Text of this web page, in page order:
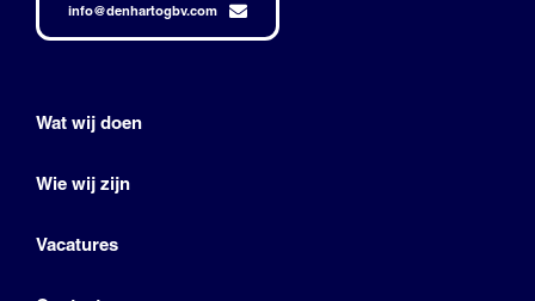
info@denhartogbv.com
Wat wij doen
Wie wij zijn
Vacatures